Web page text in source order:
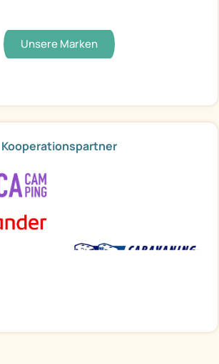
Unsere Marken
Kooperationspartner